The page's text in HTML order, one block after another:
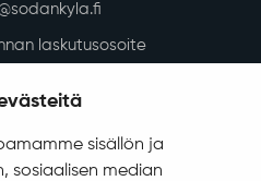
sisällön ja
sosiaalisen median
laskutusosoite